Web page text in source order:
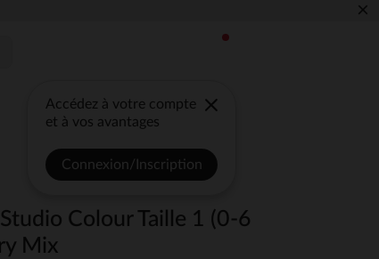
×
Accédez à votre compte
et à vos avantages
Connexion/Inscription
Colour Taille 1 (0-6
Mix